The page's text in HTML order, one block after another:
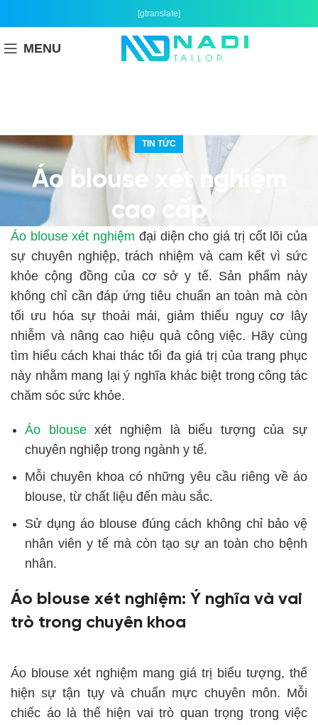
[gtranslate]
MENU
TIN TỨC
Áo blouse xét nghiệm
cao cấp
Áo blouse xét nghiệm đại diện cho giá trị cốt lõi của
sự chuyên nghiệp, trách nhiệm và cam kết vì sức
khỏe cộng đồng của cơ sở y tế. Sản phẩm này
không chỉ cần đáp ứng tiêu chuẩn an toàn mà còn
tối ưu hóa sự thoải mái, giảm thiểu nguy cơ lây
nhiễm và nâng cao hiệu quả công việc. Hãy cùng
tìm hiểu cách khai thác tối đa giá trị của trang phục
này nhằm mang lại ý nghĩa khác biệt trong công tác
chăm sóc sức khỏe.
Áo blousexét nghiệm là biểu tượng của sự
chuyên nghiệp trong ngành y tế.
Mỗi chuyên khoa có những yêu cầu riêng về áo
blouse, từ chất liệu đến màu sắc.
Sử dụng áo blouse đúng cách không chỉ bảo vệ
nhân viên y tế mà còn tạo sự an toàn cho bệnh
nhân.
Áo blouse xét nghiệm: Ý nghĩa và vai
trò trong chuyên khoa
Áo blouse xét nghiệm mang giá trị biểu tượng, thể
hiện sự tận tụy và chuẩn mực chuyên môn. Mỗi
chiếc áo là thể hiện vai trò quan trọng trong việc